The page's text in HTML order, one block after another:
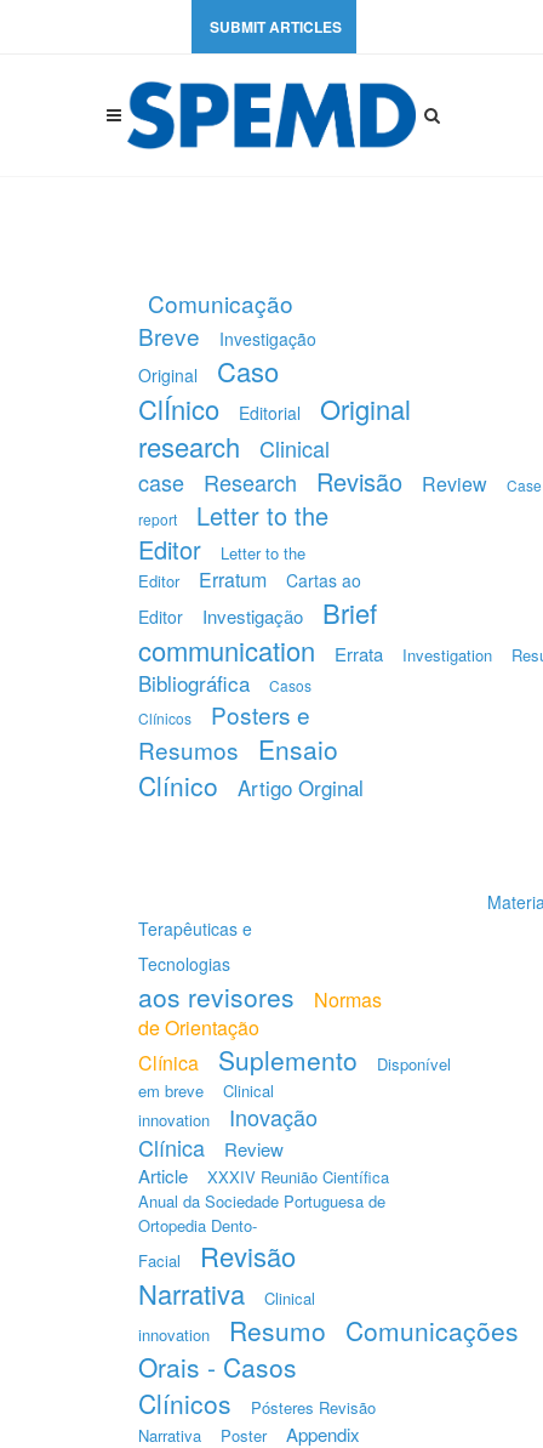
SUBMIT ARTICLES
Comunicação
Breve
Investigação
Original
Caso
ClÍnico
Editorial
Original
research
Clinical
case
Research Revisão Review
Case
report
Letter to the
Editor
Letter to the
Editor
Erratum
Cartas ao
Editor
Investigação
Brief
communication
Errata Investigation
Bibliográfica
Casos
Clínicos
Posters e
Resumos
Ensaio
Clínico
Artigo Orginal
Terapêuticas e
Tecnologias
aos revisores
Normas
de Orientação
Clínica
Suplemento
Disponível
em breve
Clinical
innovation
Inovação
Clínica
Review
Article
XXXIV Reunião Científica
Anual da Sociedade Portuguesa de
Ortopedia Dento-
Facial
Revisão
Narrativa
Clinical
innovation
Resumo Comunicações
Orais - Casos
Clínicos
Pósteres Revisão
Narrativa
Poster Appendix